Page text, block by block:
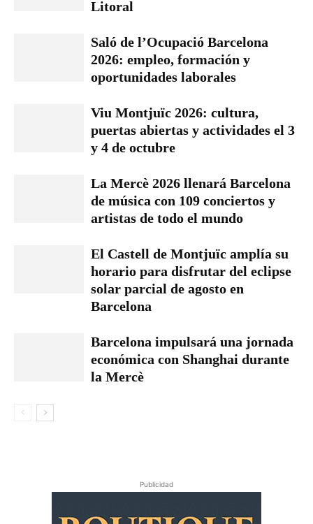
Litoral
Saló de l’Ocupació Barcelona
2026: empleo, formación y
oportunidades laborales
Viu Montjuïc 2026: cultura,
puertas abiertas y actividades el 3
y 4 de octubre
La Mercè 2026 llenará Barcelona
de música con 109 conciertos y
artistas de todo el mundo
El Castell de Montjuïc amplía su
horario para disfrutar del eclipse
solar parcial de agosto en
Barcelona
Barcelona impulsará una jornada
económica con Shanghai durante
la Mercè
Publicidad